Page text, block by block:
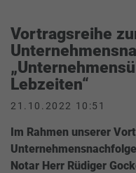
Vortragsreihe
Lebzeiten“
21.10.2022 10:51
Im Rahmen unserer
Notar Herr Rüdiger